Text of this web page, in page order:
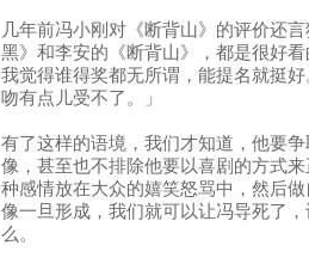
几年前冯小刚对《断背山》的评价还
黑》和李安的《断背山》，都是很好
我觉得谁得奖都无所谓，能提名就挺
吻有点儿受不了。」
有了这样的语境，我们才知道，他要
像，甚至也不排除他要以喜剧的方式
种感情放在大众的嬉笑怒骂中，然后
像一旦形成，我们就可以让冯导死了
么。